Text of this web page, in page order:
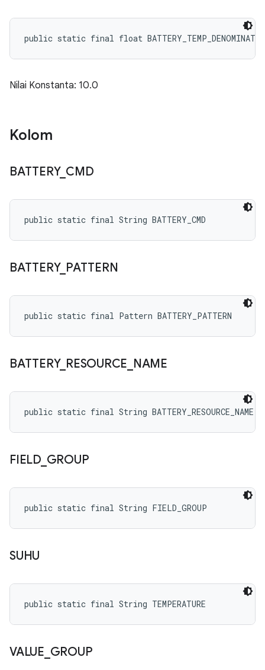
public static final float BATTERY_TEMP_DENOMINATOR
Nilai Konstanta: 10.0
Kolom
BATTERY_ CMD
public static final String BATTERY_CMD
BATTERY_ PATTERN
public static final Pattern BATTERY_PATTERN
BATTERY_ RESOURCE NAME
public static final String BATTERY_RESOURCE_NAME
FIELD_ GROUP
public static final String FIELD_GROUP
SUHU
public static final String TEMPERATURE
VALUE GROUP